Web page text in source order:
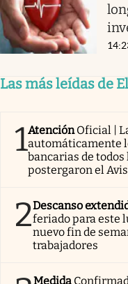
Las más leídas de
1AtenciónOficial |
automáticamente
bancarias de
postergaron el
2Descanso
feriado para este
nuevo fin de
trabajadores
Medida